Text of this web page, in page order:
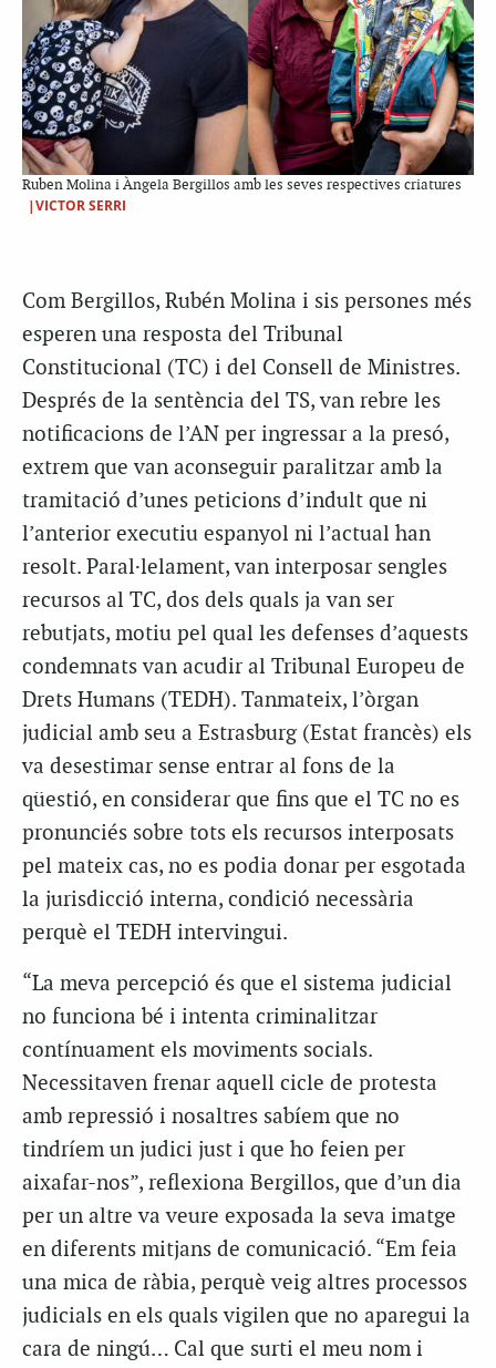
Ruben Molina i Àngela Bergillos amb les seves respectives criatures
|VICTOR SERRI
Com Bergillos, Rubén Molina i sis persones més
esperen una resposta del Tribunal
Constitucional (TC) i del Consell de Ministres.
Després de la sentència del TS, van rebre les
notificacions de l’AN per ingressar a la presó,
extrem que van aconseguir paralitzar amb la
tramitació d’unes peticions d’indult que ni
l’anterior executiu espanyol ni l’actual han
resolt. Paral·lelament, van interposar sengles
recursos al TC, dos dels quals ja van ser
rebutjats, motiu pel qual les defenses d’aquests
condemnats van acudir al Tribunal Europeu de
Drets Humans (TEDH). Tanmateix, l’òrgan
judicial amb seu a Estrasburg (Estat francès) els
va desestimar sense entrar al fons de la
qüestió, en considerar que fins que el TC no es
pronunciés sobre tots els recursos interposats
pel mateix cas, no es podia donar per esgotada
la jurisdicció interna, condició necessària
perquè el TEDH intervingui.
“La meva percepció és que el sistema judicial
no funciona bé i intenta criminalitzar
contínuament els moviments socials.
Necessitaven frenar aquell cicle de protesta
amb repressió i nosaltres sabíem que no
tindríem un judici just i que ho feien per
aixafar-nos”, reflexiona Bergillos, que d’un dia
per un altre va veure exposada la seva imatge
en diferents mitjans de comunicació. “Em feia
una mica de ràbia, perquè veig altres processos
judicials en els quals vigilen que no aparegui la
cara de ningú… Cal que surti el meu nom i